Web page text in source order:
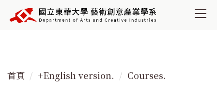
到
容
首頁 +English version. Courses.